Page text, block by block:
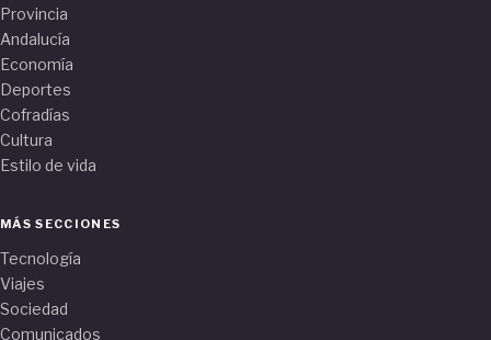
Provincia
Andalucía
Economía
Deportes
Cofradías
Cultura
Estilo de vida
MÁS SECCIONES
Tecnología
Viajes
Sociedad
Comunicados